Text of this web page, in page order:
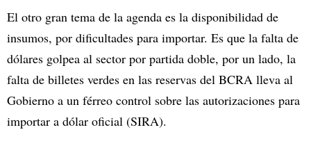
El otro gran tema de la agenda es la disponibilidad de
insumos, por dificultades para importar. Es que la falta de
dólares golpea al sector por partida doble, por un lado, la
falta de billetes verdes en las reservas del BCRA lleva al
Gobierno a un férreo control sobre las autorizaciones para
importar a dólar oficial (SIRA).